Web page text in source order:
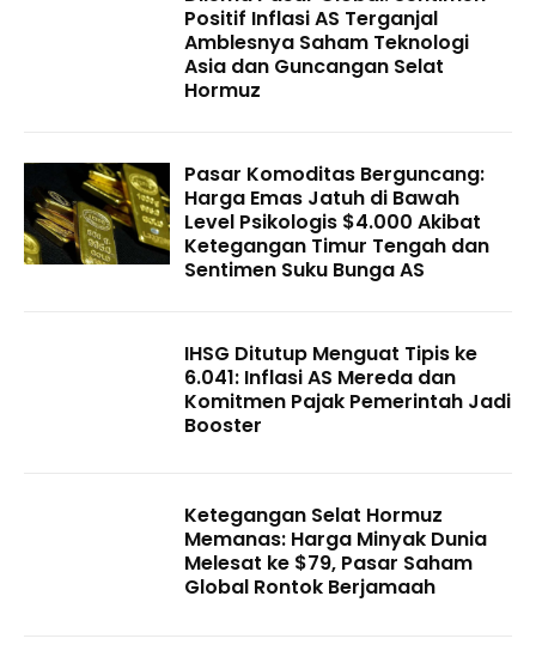
Positif Inflasi AS Terganjal
Amblesnya Saham Teknologi
Asia dan Guncangan Selat
Hormuz
Pasar Komoditas Berguncang:
Harga Emas Jatuh di Bawah
Level Psikologis $4.000 Akibat
Ketegangan Timur Tengah dan
Sentimen Suku Bunga AS
IHSG Ditutup Menguat Tipis ke
6.041: Inflasi AS Mereda dan
Komitmen Pajak Pemerintah Jadi
Booster
Ketegangan Selat Hormuz
Memanas: Harga Minyak Dunia
Melesat ke $79, Pasar Saham
Global Rontok Berjamaah